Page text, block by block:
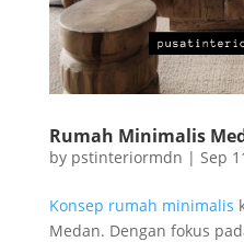
Rumah Minimalis
by pstinteriormdn | Sep
Konsep rumah minimalis
Medan. Dengan fokus